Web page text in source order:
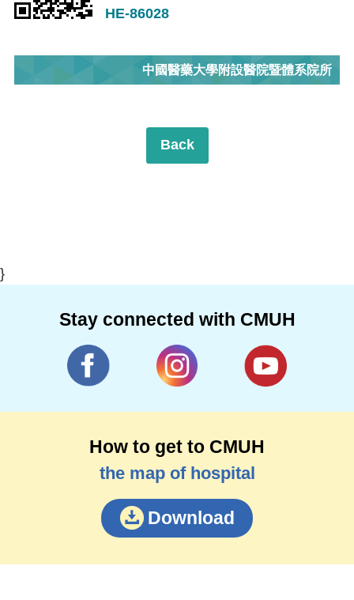
HE-86028
中國醫藥大學附設醫院暨體系院所
Back
}
Stay connected with CMUH
How to get to CMUH
the map of hospital
Download